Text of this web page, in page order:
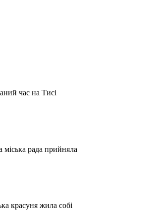
час на Тисі
рада прийняла
красуня жила собі